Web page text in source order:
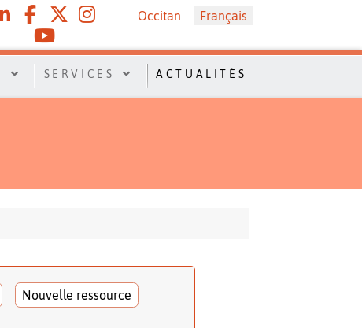
Sélectionnez votre langue
Occitan Français
SERVICES ACTUALITÉS
Nouvelle ressource